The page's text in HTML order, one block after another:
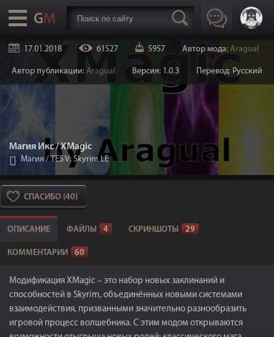
17.01.2018 61527 5957 Автор мода: Aragual
Автор публикации: Aragual Версия: 1.0.3 Перевод: Русский
Магия Икс / XMagic
Магия/TES V: Skyrim LE
СПАСИБО (40)
ОПИСАНИЕ ФАЙЛЫ 4 СКРИНШОТЫ 29
КОММЕНТАРИИ 60
Модификация XMagic – это набор новых заклинаний и
способностей в Skyrim, объединённых новыми системами
взаимодействия, призванными значительно разнообразить
игровой процесс волшебника. С этим модом открываются